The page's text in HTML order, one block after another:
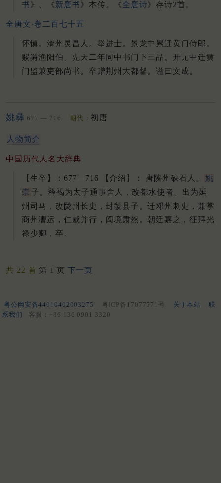
书》、《新唐书》本传。 《全唐诗》存诗2首。
全唐文·卷二百七十五
怀慎。滑州灵昌人。举进士。景龙中累迁黄门侍郎。
赐爵渔阳伯。先天二年同中书门下三品。开元中迁黄
门监兼吏部尚书。卒赠荆州大都督。谥曰文成。
姚彝 677 — 716 朝代： 初唐
人物简介
中国历代人名大辞典
【生卒】：677—716 【介绍】： 唐陕州硖石人。
姚
崇 子。 释褐为太子通事舍人，改都水使者。 出为延
州司马，改陇州长史，封虢县子。 迁邓州刺史，兼掌
商州漕运，仁威并行，阖境肃然。 朝廷嘉之，征拜光
禄少卿，卒。
共 22 首 第 1 页 下一页
粤公网安备44010402003275 粤ICP备17077571号 关于本站
联
系我们
客服：+86 136 0901 3320